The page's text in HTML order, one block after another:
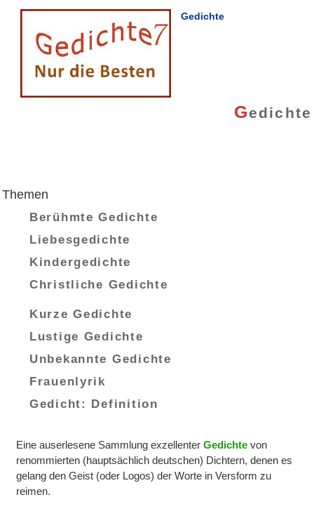
Gedichte
Gedichte
Themen
Berühmte Gedichte
Liebesgedichte
Kindergedichte
Christliche Gedichte
Kurze Gedichte
Lustige Gedichte
Unbekannte Gedichte
Frauenlyrik
Gedicht: Definition
Eine auserlesene Sammlung exzellenterGedichte von
renommierten (hauptsächlich deutschen) Dichtern, denen es
gelang den Geist (oder Logos) der Worte in Versform zu
reimen.